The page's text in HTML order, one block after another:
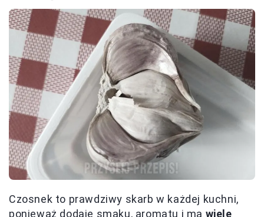
Czosnek to prawdziwy skarb w każdej kuchni,
ponieważ dodaje smaku, aromatu i ma wiele